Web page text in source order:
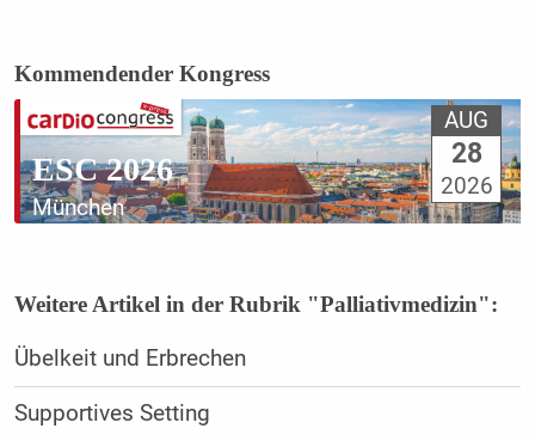
Kommendender Kongress
ESC 2026
München
AUG
28
2026
Weitere Artikel in der Rubrik "Palliativmedizin":
Übelkeit und Erbrechen
Supportives Setting